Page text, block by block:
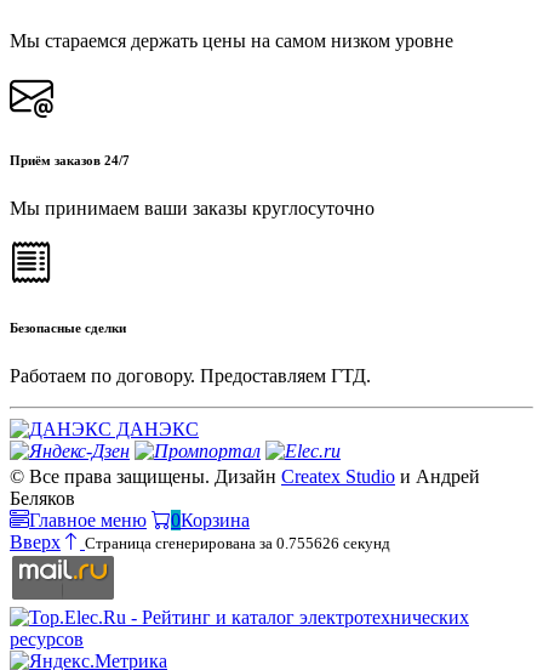
Мы стараемся держать цены на самом низком уровне
Приём заказов 24/7
Мы принимаем ваши заказы круглосуточно
Безопасные сделки
Работаем по договору. Предоставляем ГТД.
ДАНЭКС
© Все права защищены. Дизайн Createx Studio и Андрей
Беляков
Главное меню
0Корзина
Вверх
Страница сгенерирована за 0.755626 секунд